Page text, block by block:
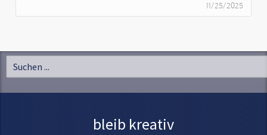
11/25/2025
bleib kreativ